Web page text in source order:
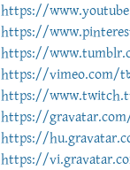
https://
https://
https://
https://vimeo.com/
https://
https://
https://
https://